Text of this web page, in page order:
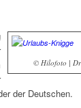
© Hilofoto |
der Deutschen.